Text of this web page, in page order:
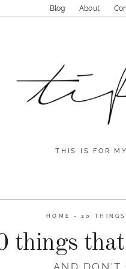
Blog About
THIS IS FOR
HOME -20
things